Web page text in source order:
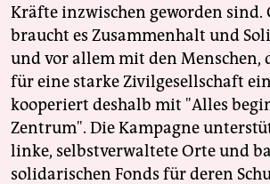
Kräfte inzwischen geworden sind.
braucht es Zusammenhalt und
und vor allem mit den Menschen,
für eine starke Zivilgesellschaft
kooperiert deshalb mit "Alles
Zentrum". Die Kampagne
linke, selbstverwaltete Orte und
solidarischen Fonds für deren